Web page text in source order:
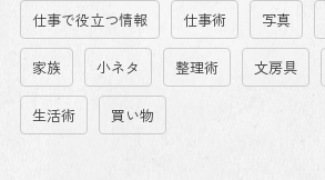
仕事で役立つ情報 仕事術 写真
家族 小ネタ 整理術 文房具
生活術 買い物